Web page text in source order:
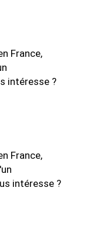
France,
intéresse ?
France,
intéresse ?